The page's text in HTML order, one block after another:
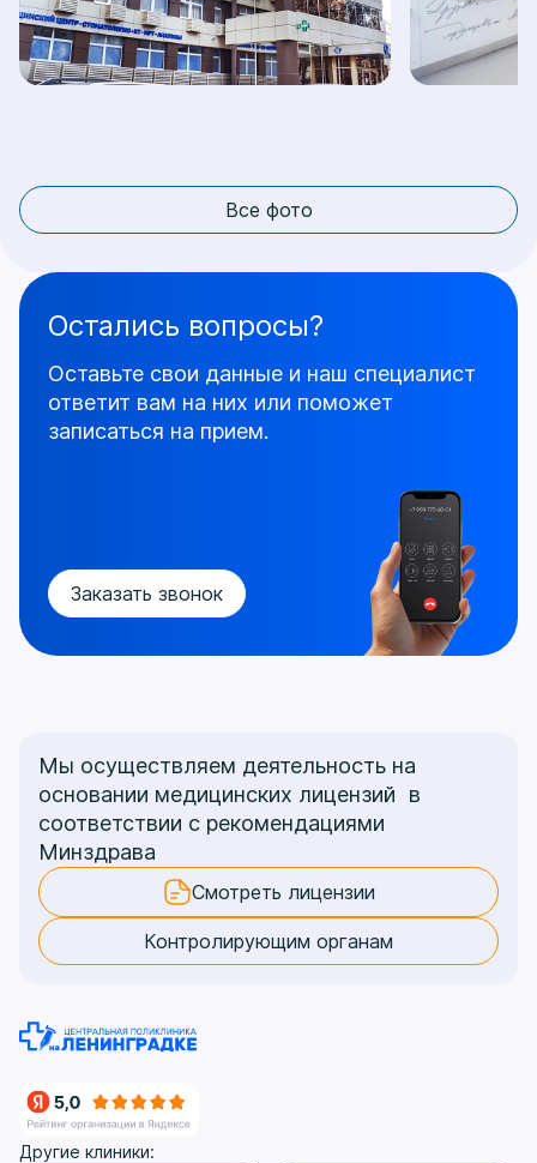
Все фото
Заказать звонок
Остались вопросы?
Оставьте свои данные и наш специалист
ответит вам на них или поможет
записаться на прием.
Мы осуществляем деятельность на
основании медицинских лицензий в
соответствии с рекомендациями
Минздрава
Смотреть лицензии
Контролирующим органам
Другие клиники: